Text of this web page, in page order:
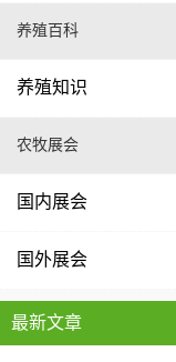
养殖百科
养殖知识
农牧展会
国内展会
国外展会
最新文章